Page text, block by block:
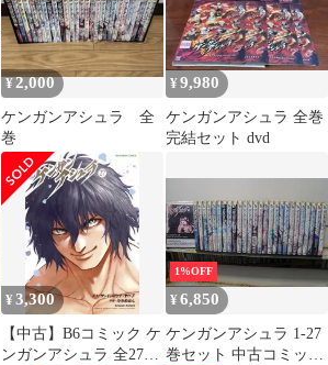
¥2,000
ケンガンアシュラ 全
巻
¥9,980
ケンガンアシュラ 全巻
完結セット dvd
¥3,300
【中古】B6コミック ケ
ンガンアシュラ 全27巻
1%OFF
¥6,850
ケンガンアシュラ 1-27
巻セット 中古コミック